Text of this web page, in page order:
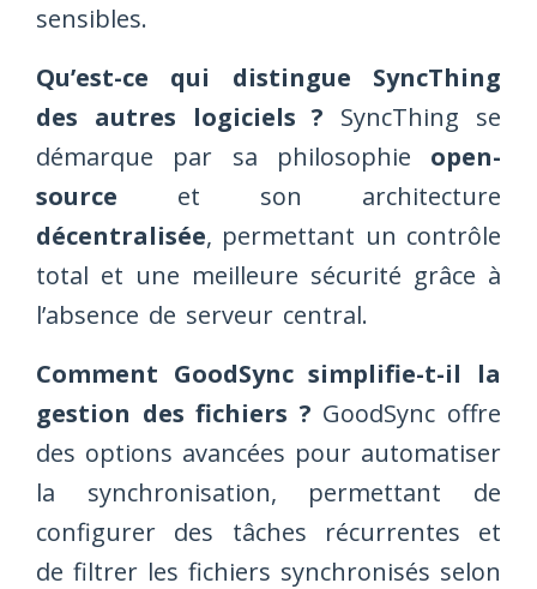
sensibles.
Qu’est-ce qui distingue SyncThing
des autres logiciels ? SyncThing se
démarque par sa philosophie open-
source et son architecture
décentralisée, permettant un contrôle
total et une meilleure sécurité grâce à
l’absence de serveur central.
Comment GoodSync simplifie-t-il la
gestion des fichiers ? GoodSync offre
des options avancées pour automatiser
la synchronisation, permettant de
configurer des tâches récurrentes et
de filtrer les fichiers synchronisés selon